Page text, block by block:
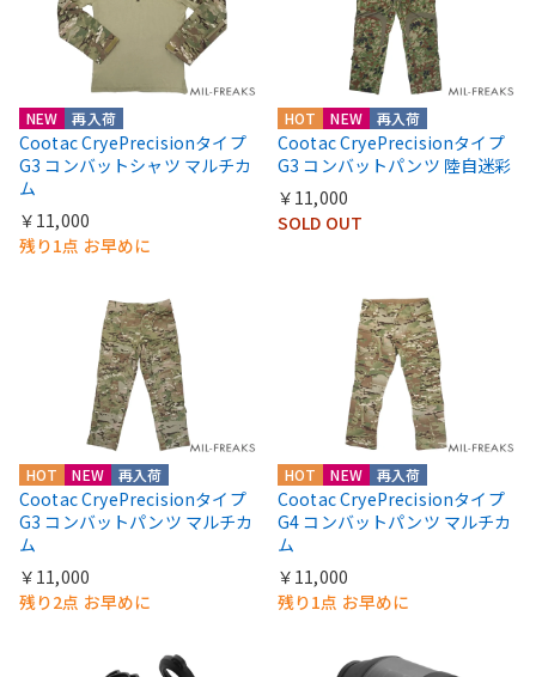
NEW 再入荷
Cootac CryePrecisionタイプ
G3 コンバットシャツ マルチカ
ム
￥11,000
残り1点 お早めに
HOT NEW 再入荷
Cootac CryePrecisionタイプ
G3 コンバットパンツ 陸自迷彩
￥11,000
SOLD OUT
HOT NEW 再入荷
Cootac CryePrecisionタイプ
G3 コンバットパンツ マルチカ
ム
￥11,000
残り2点 お早めに
HOT NEW 再入荷
Cootac CryePrecisionタイプ
G4 コンバットパンツ マルチカ
ム
￥11,000
残り1点 お早めに